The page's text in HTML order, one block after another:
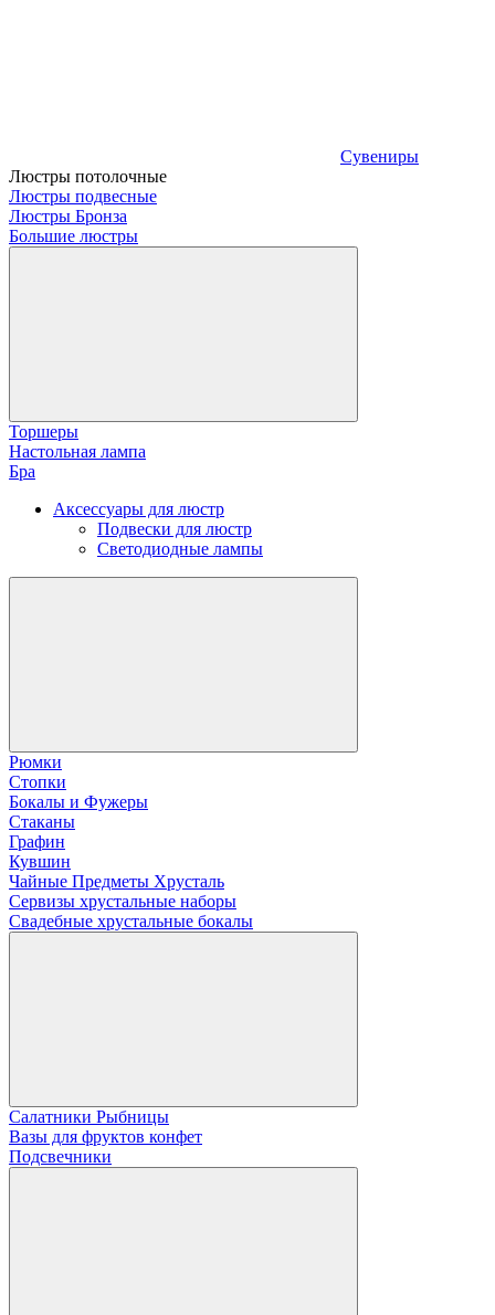
Сувениры
Люстры потолочные
Люстры подвесные
Люстры Бронза
Большие люстры
Торшеры
Настольная лампа
Бра
Аксессуары для люстр
Подвески для люстр
Светодиодные лампы
Рюмки
Стопки
Бокалы и Фужеры
Стаканы
Графин
Кувшин
Чайные Предметы Хрусталь
Сервизы хрустальные наборы
Свадебные хрустальные бокалы
Салатники Рыбницы
Вазы для фруктов конфет
Подсвечники